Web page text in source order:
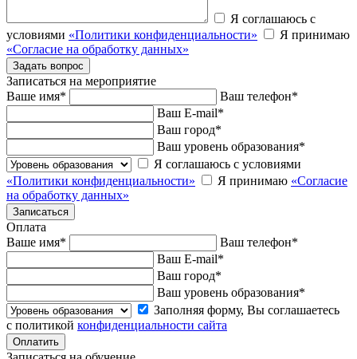
Я соглашаюсь с
условиями «Политики конфиденциальности»
Я принимаю
«Согласие на обработку данных»
Записаться на мероприятие
Ваше имя* Ваш телефон*
Ваш E-mail*
Ваш город*
Ваш уровень образования*
Я соглашаюсь с условиями
«Политики конфиденциальности»
Я принимаю «Согласие
на обработку данных»
Оплата
Ваше имя* Ваш телефон*
Ваш E-mail*
Ваш город*
Ваш уровень образования*
Заполняя форму, Вы соглашаетесь
с политикой конфиденциальности сайта